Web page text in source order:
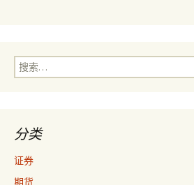
搜
索：
分类
证券
期货